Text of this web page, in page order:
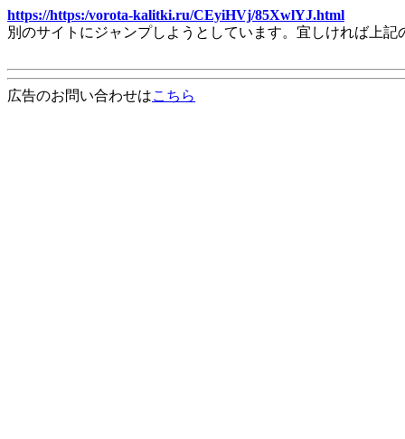
https://https:/vorota-kalitki.ru/CEyiHVj/85XwlYJ.html
別のサイトにジャンプしようとしています。宜しければ上
広告のお問い合わせはこちら